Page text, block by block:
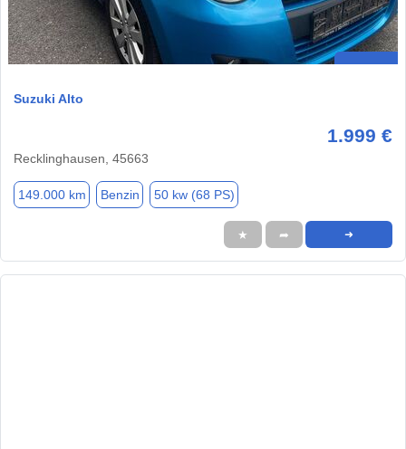
Suzuki Alto
1.999 €
Recklinghausen, 45663
149.000 km Benzin 50 kw (68 PS)
★ ➦ ➜